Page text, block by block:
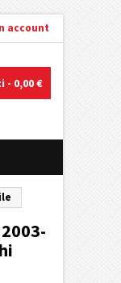
account
0,00 €